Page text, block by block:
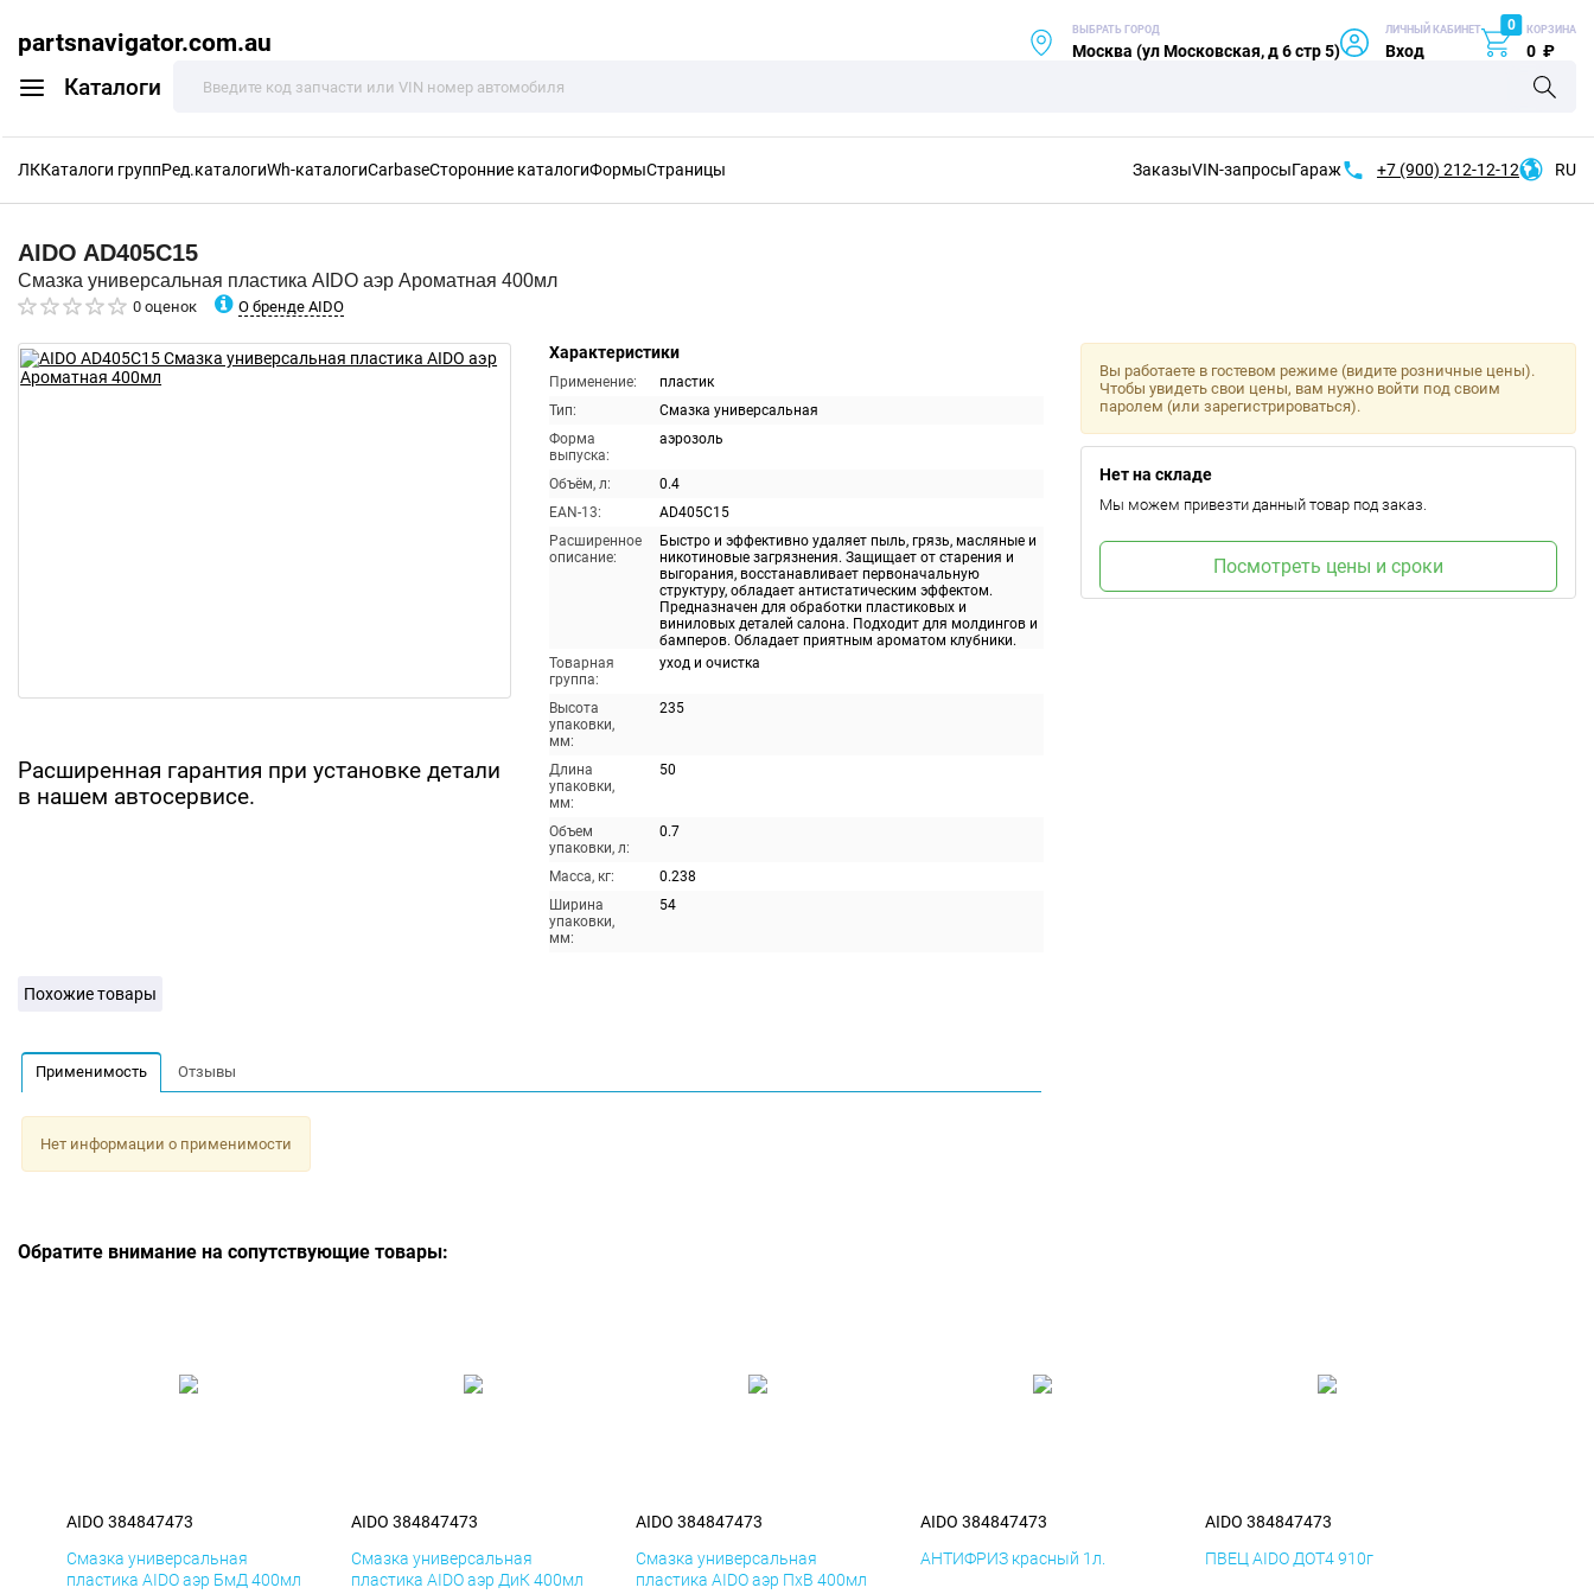
partsnavigator.com.au
Каталоги
ВЫБРАТЬ ГОРОД
Москва (ул Московская, д 6 стр 5)
ЛИЧНЫЙ КАБИНЕТ
Вход
0 КОРЗИНА
0 ₽
ЛККаталоги группРед.каталогиWh-каталогиCarbaseСторонние каталогиФормыСтраницы ЗаказыVIN-запросыГараж +7 (900) 212-12-12 RU
AIDO AD405C15
Смазка универсальная пластика AIDO аэр Ароматная 400мл
0 оценок О бренде AIDO
Расширенная гарантия при установке детали
в нашем автосервисе.
Характеристики
Применение:
пластик
Тип:
Смазка универсальная
Форма
выпуска:
аэрозоль
Объём, л:
0.4
EAN-13:
AD405C15
Расширенное
описание:
Быстро и эффективно удаляет пыль, грязь, масляные и
никотиновые загрязнения. Защищает от старения и
выгорания, восстанавливает первоначальную
структуру, обладает антистатическим эффектом.
Предназначен для обработки пластиковых и
виниловых деталей салона. Подходит для молдингов и
бамперов. Обладает приятным ароматом клубники.
Товарная
группа:
уход и очистка
Высота
упаковки,
мм:
235
Длина
упаковки,
мм:
50
Объем
упаковки, л:
0.7
Масса, кг:
0.238
Ширина
упаковки,
мм:
54
Вы работаете в гостевом режиме (видите розничные цены).
Чтобы увидеть свои цены, вам нужно войти под своим
паролем (или зарегистрироваться).
Нет на складе
Мы можем привезти данный товар под заказ.
Посмотреть цены и сроки
Похожие товары
Применимость Отзывы
Нет информации о применимости
Обратите внимание на сопутствующие товары:
AIDO 384847473
Смазка универсальная
пластика AIDO аэр БмД 400мл
AIDO 384847473
Смазка универсальная
пластика AIDO аэр ДиК 400мл
AIDO 384847473
Смазка универсальная
пластика AIDO аэр ПхВ 400мл
AIDO 384847473
АНТИФРИЗ красный 1л.
AIDO 384847473
ПВЕЦ AIDO ДОТ4 910г